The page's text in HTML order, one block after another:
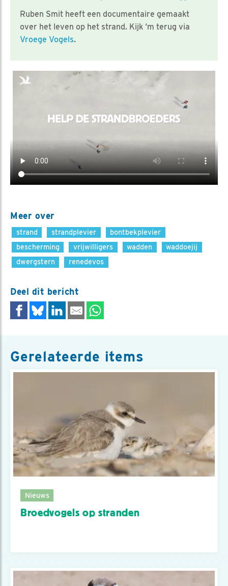
Ruben Smit heeft een documentaire gemaakt
over het leven op het strand. Kijk ‘m terug via
Vroege Vogels.
Video in nieuw venster openen
Meer over
strand strandplevier
bontbekplevier
bescherming
vrijwilligers wadden
waddoejij
dwergstern
renedevos
Deel dit bericht
Gerelateerde items
Nieuws
Broedvogels op stranden